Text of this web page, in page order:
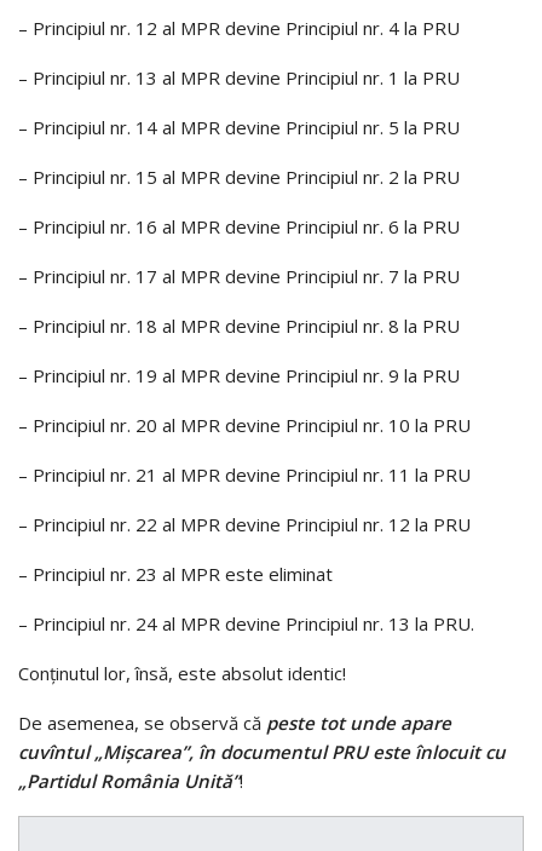
– Principiul nr. 12 al MPR devine Principiul nr. 4 la PRU
– Principiul nr. 13 al MPR devine Principiul nr. 1 la PRU
– Principiul nr. 14 al MPR devine Principiul nr. 5 la PRU
– Principiul nr. 15 al MPR devine Principiul nr. 2 la PRU
– Principiul nr. 16 al MPR devine Principiul nr. 6 la PRU
– Principiul nr. 17 al MPR devine Principiul nr. 7 la PRU
– Principiul nr. 18 al MPR devine Principiul nr. 8 la PRU
– Principiul nr. 19 al MPR devine Principiul nr. 9 la PRU
– Principiul nr. 20 al MPR devine Principiul nr. 10 la PRU
– Principiul nr. 21 al MPR devine Principiul nr. 11 la PRU
– Principiul nr. 22 al MPR devine Principiul nr. 12 la PRU
– Principiul nr. 23 al MPR este eliminat
– Principiul nr. 24 al MPR devine Principiul nr. 13 la PRU.
Conţinutul lor, însă, este absolut identic!
De asemenea, se observă că peste tot unde apare
cuvîntul „Mişcarea”, în documentul PRU este înlocuit cu
„Partidul România Unită”!